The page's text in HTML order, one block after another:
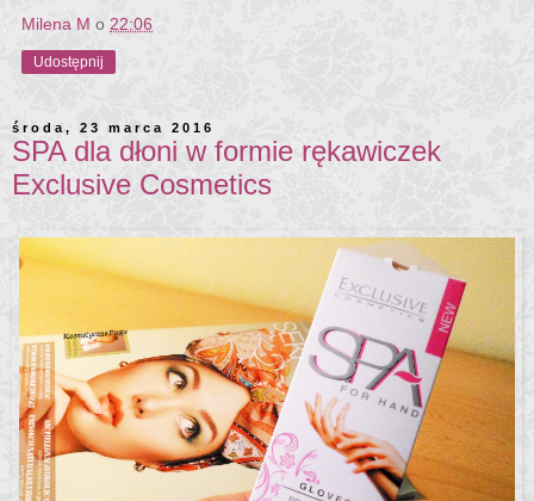
Milena M o 22:06
Udostępnij
środa, 23 marca 2016
SPA dla dłoni w formie rękawiczek
Exclusive Cosmetics